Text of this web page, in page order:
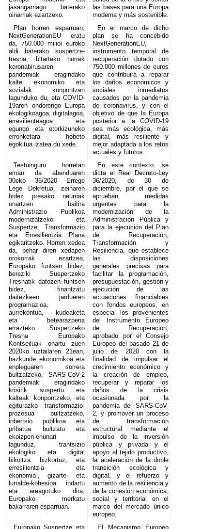
jasangarriago baterako
oinarriak ezartzeko.
las bases para una Europa
moderna y más sostenible.
Plan horren esparruan,
NextGenerationEU eratu
da, 750.000 milioi euroko
aldi baterako suspertze-
tresna; bitarteko horrek
koronabirusaren
pandemiak eragindako
kalte ekonomiko eta
sozialak konpontzen
lagunduko du, eta COVID-
19aren ondorengo Europa
ekologikoagoa, digitalagoa,
erresilienteagoa eta
egungo eta etorkizuneko
erronketara hobeto
egokitua izatea du xede.
En el marco de dicho
plan se ha concebido
NextGenerationEU,
instrumento temporal de
recuperación dotado con
750.000 millones de euros
que contribuirá a reparar
los daños económicos y
sociales inmediatos
causados por la pandemia
de coronavirus, y con el
objetivo de que la Europa
posterior a la COVID-19
sea más ecológica, más
digital, más resiliente y
mejor adaptada a los retos
actuales y futuros.
Testuinguru horretan
eman da abenduaren
30eko 36/2020 Errege
Lege Dekretua, zeinaren
bidez presako neurriak
onartzen baitira
Administrazio Publikoa
modernizatzeko eta
Suspertze, Transformazio
eta Erresilientzia Plana
egikaritzeko. Horren xedea
da, behar diren xedapen
orokorrak ezartzea,
Europako funtsen bidez,
bereziki Suspertzeko
Tresnatik datozen funtsen
bidez, finantzatu
daitezkeen jardueren
programazioa,
aurrekontua, kudeaketa
eta betearazpena
errazteko. Suspertzeko
Tresna Europako
Kontseiluak onartu zuen
2020ko uztailaren 21ean,
hazkunde ekonomikoa eta
enpleguaren sorrera
bultzatzeko, SARS-CoV-2
pandemiak eragindako
krisitik suspertu eta
kalteak konpontzeko, eta
egiturazko transformazio-
prozesua bultzatzeko,
inbertsio publikoa eta
pribatua bultzatu eta
ekoizpen-ehunari
lagunduz, trantsizio
ekologiko eta digital
bikoitza bizkortuz, eta
erresilientzia eta
ekonomia-, gizarte- eta
lurralde-kohesioa indartu
eta areagotuko dira,
Europako merkatu
bakarraren esparruan.
En este contexto, se
dicta el Real Decreto-Ley
36/2020, de 30 de
diciembre, por el que se
aprueban medidas
urgentes para la
modernización de la
Administración Pública y
para la ejecución del Plan
de Recuperación,
Transformación y
Resiliencia, que establece
las disposiciones
generales precisas para
facilitar la programación,
presupuestación, gestión y
ejecución de las
actuaciones financiables
con fondos europeos, en
especial los provenientes
del Instrumento Europeo
de Recuperación,
aprobado por el Consejo
Europeo del pasado 21 de
julio de 2020 con la
finalidad de impulsar el
crecimiento económico y
la creación de empleo,
recuperar y reparar los
daños de la crisis
ocasionada por la
pandemia del SARS-CoV-
2, y promover un proceso
de transformación
estructural mediante el
impulso de la inversión
pública y privada y el
apoyo al tejido productivo,
la aceleración de la doble
transición ecológica y
digital, y el refuerzo y
aumento de la resiliencia y
de la cohesión económica,
social y territorial en el
marco del mercado único
europeo.
Europako Suspertze eta
El Mecanismo Europeo